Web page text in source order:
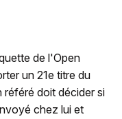
de l'Open
un 21e titre du
référé doit décider si
chez lui et